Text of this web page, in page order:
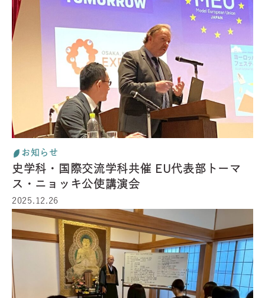
お知らせ
史学科・国際交流学科共催 EU代表部トーマ
ス・ニョッキ公使講演会
2025.12.26